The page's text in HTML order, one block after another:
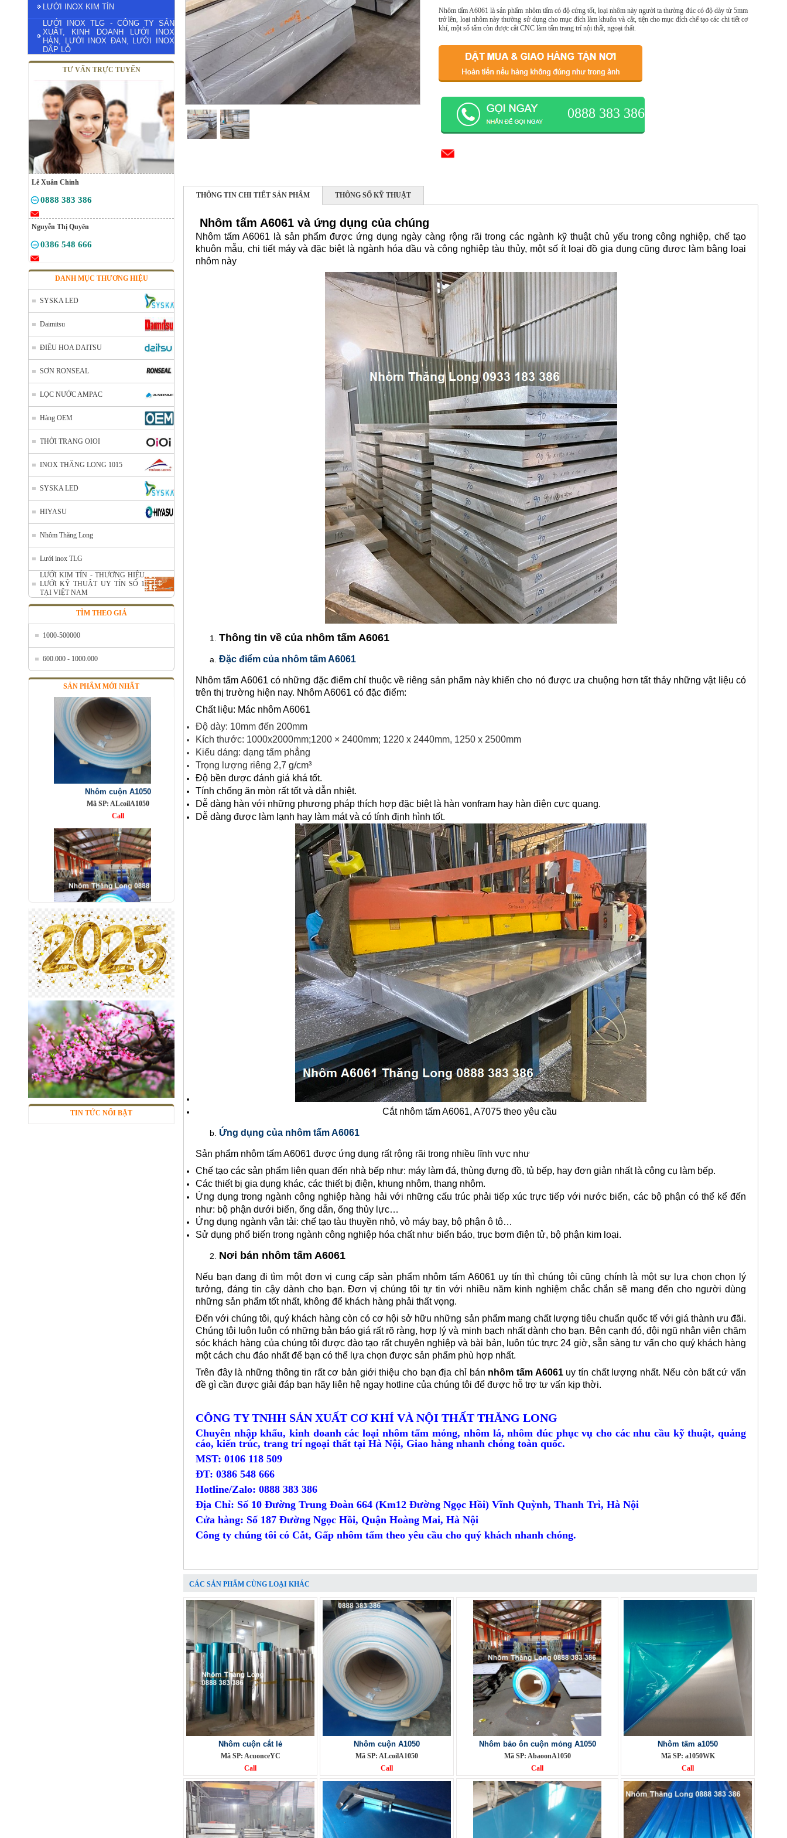
LƯỚI INOX KIM TÍN
LƯỚI INOX TLG - CÔNG TY SẢN
XUẤT, KINH DOANH LƯỚI INOX
HÀN, LƯỚI INOX ĐAN, LƯỚI INOX
DẬP LỖ
TƯ VẤN TRỰC TUYẾN
Lê Xuân Chinh
0888 383 386
Nguyễn Thị Quyên
0386 548 666
DANH MỤC THƯƠNG HIỆU
SYSKA LED
Daimitsu
ĐIÊU HOA DAITSU
SƠN RONSEAL
LỌC NƯỚC AMPAC
Hàng OEM
THỜI TRANG OIOI
INOX THĂNG LONG 1015
SYSKA LED
HIYASU
Nhôm Thăng Long
Lưới inox TLG
LƯỚI KIM TÍN - THƯƠNG HIỆU
LƯỚI KỸ THUẬT UY TÍN SỐ 1
TẠI VIỆT NAM
TÌM THEO GIÁ
1000-500000
600.000 - 1000.000
SẢN PHẨM MỚI NHẤT
Nhôm cuộn cắt lẻ
Mã SP: AcuonceYC
Call
Nhôm cuộn A1050
Mã SP: ALcoilA1050
Nhôm bảo ôn cuộn mỏng A1050
Mã SP: AbaoonA1050
Call
Lưới inox 304
TIN TỨC NỔI BẬT
Nhôm tấm A6061 là sản phẩm nhôm tấm có độ cứng tốt, loại nhôm này người ta thường đúc có độ dày từ 5mm
trở lên, loại nhôm này thường sử dụng cho mục đích làm khuôn và cắt, tiện cho mục đích chế tạo các chi tiết cơ
khí, một số tấm còn được cắt CNC làm tấm trang trí nội thất, ngoại thất.
0888 383 386
THÔNG TIN CHI TIẾT SẢN PHẨM THÔNG SỐ KỸ THUẬT
Nhôm tấm A6061 và ứng dụng của chúng
Nhôm tấm A6061 là sản phẩm được ứng dụng ngày càng rộng rãi trong các ngành kỹ thuật chủ yếu trong công nghiệp, chế tạo
khuôn mẫu, chi tiết máy và đặc biệt là ngành hóa dầu và công nghiệp tàu thủy, một số ít loại đồ gia dụng cũng được làm bằng loại
nhôm này
Thông tin về của nhôm tấm A6061
Đặc điểm của nhôm tấm A6061
Nhôm tấm A6061 có những đặc điểm chỉ thuộc về riêng sản phẩm này khiến cho nó được ưa chuộng hơn tất thảy những vật liệu có
trên thị trường hiện nay. Nhôm A6061 có đặc điểm:
Chất liệu: Mác nhôm A6061
Độ dày: 10mm đến 200mm
Kích thước: 1000x2000mm;1200 × 2400mm; 1220 x 2440mm, 1250 x 2500mm
Kiểu dáng: dạng tấm phẳng
Trọng lượng riêng 2,7 g/cm³
Độ bền được đánh giá khá tốt.
Tính chống ăn mòn rất tốt và dẫn nhiệt.
Dễ dàng hàn với những phương pháp thích hợp đặc biệt là hàn vonfram hay hàn điện cực quang.
Dễ dàng được làm lạnh hay làm mát và có tính định hình tốt.
Cắt nhôm tấm A6061, A7075 theo yêu cầu
Ứng dụng của nhôm tấm A6061
Sản phẩm nhôm tấm A6061 được ứng dụng rất rộng rãi trong nhiều lĩnh vực như
Chế tạo các sản phẩm liên quan đến nhà bếp như: máy làm đá, thùng đựng đồ, tủ bếp, hay đơn giản nhất là công cụ làm bếp.
Các thiết bị gia dụng khác, các thiết bị điện, khung nhôm, thang nhôm.
Ứng dụng trong ngành công nghiệp hàng hải với những cấu trúc phải tiếp xúc trực tiếp với nước biển, các bộ phận có thể kể đến
như: bộ phận dưới biển, ống dẫn, ống thủy lực…
Ứng dụng ngành vận tải: chế tạo tàu thuyền nhỏ, vỏ máy bay, bộ phận ô tô…
Sử dụng phổ biến trong ngành công nghiệp hóa chất như biển báo, trục bơm điện tử, bộ phận kim loại.
Nơi bán nhôm tấm A6061
Nếu bạn đang đi tìm một đơn vị cung cấp sản phẩm nhôm tấm A6061 uy tín thì chúng tôi cũng chính là một sự lựa chọn chọn lý
tưởng, đáng tin cậy dành cho bạn. Đơn vị chúng tôi tự tin với nhiều năm kinh nghiệm chắc chắn sẽ mang đến cho người dùng
những sản phẩm tốt nhất, không để khách hàng phải thất vọng.
Đến với chúng tôi, quý khách hàng còn có cơ hội sở hữu những sản phẩm mang chất lượng tiêu chuẩn quốc tế với giá thành ưu đãi.
Chúng tôi luôn luôn có những bản báo giá rất rõ ràng, hợp lý và minh bạch nhất dành cho bạn. Bên cạnh đó, đội ngũ nhân viên chăm
sóc khách hàng của chúng tôi được đào tạo rất chuyên nghiệp và bài bản, luôn túc trực 24 giờ, sẵn sàng tư vấn cho quý khách hàng
một cách chu đáo nhất để bạn có thể lựa chọn được sản phẩm phù hợp nhất.
Trên đây là những thông tin rất cơ bản giới thiệu cho bạn địa chỉ bán nhôm tấm A6061uy tín chất lượng nhất. Nếu còn bất cứ vấn
đề gì cần được giải đáp bạn hãy liên hệ ngay hotline của chúng tôi để được hỗ trợ tư vấn kịp thời.
CÔNG TY TNHH SẢN XUẤT CƠ KHÍ VÀ NỘI THẤT THĂNG LONG
Chuyên nhập khẩu, kinh doanh các loại nhôm tấm mỏng, nhôm lá, nhôm đúc phục vụ cho các nhu cầu kỹ thuật, quảng
cáo, kiến trúc, trang trí ngoại thất tại Hà Nội, Giao hàng nhanh chóng toàn quốc.
MST: 0106 118 509
ĐT: 0386 548 666
Hotline/Zalo: 0888 383 386
Địa Chỉ: Số 10 Đường Trung Đoàn 664 (Km12 Đường Ngọc Hồi) Vĩnh Quỳnh, Thanh Trì, Hà Nội
Cửa hàng: Số 187 Đường Ngọc Hồi, Quận Hoàng Mai, Hà Nội
Công ty chúng tôi có Cắt, Gấp nhôm tấm theo yêu cầu cho quý khách nhanh chóng.
CÁC SẢN PHẨM CÙNG LOẠI KHÁC
Nhôm cuộn cắt lẻ
Mã SP: AcuonceYC
Call
Nhôm cuộn A1050
Mã SP: ALcoilA1050
Call
Nhôm bảo ôn cuộn mỏng A1050
Mã SP: AbaoonA1050
Call
Nhôm tấm a1050
Mã SP: a1050WK
Call